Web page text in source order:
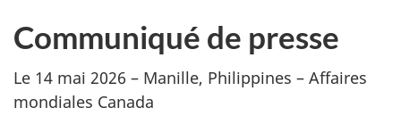
Communiqué de presse
Le 14 mai 2026 – Manille, Philippines – Affaires
mondiales Canada